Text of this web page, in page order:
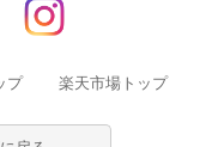
プ 楽天市場トップ